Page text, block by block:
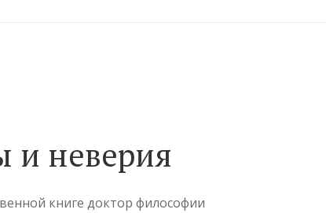
и неверия
книге доктор философии